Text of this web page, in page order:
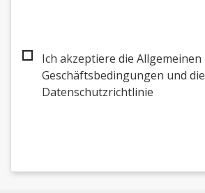
Ich akzeptiere die Allgemeinen
Geschäftsbedingungen und die
Datenschutzrichtlinie